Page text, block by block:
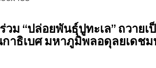
วม “ปล่อยพันธ์ุปูทะเล” ถวาย
าธิเบศ มหาภูมิพลอดุลยเดช